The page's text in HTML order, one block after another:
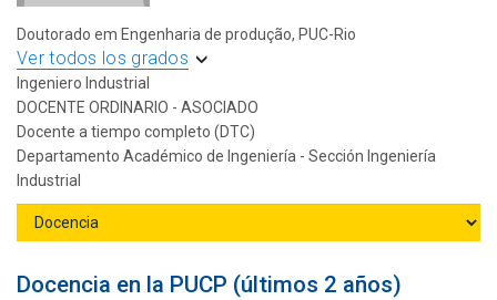
Doutorado em Engenharia de produção, PUC-Rio
Ver todos los grados
Ingeniero Industrial
DOCENTE ORDINARIO - ASOCIADO
Docente a tiempo completo (DTC)
Departamento Académico de Ingeniería - Sección Ingeniería
Industrial
Docencia en la PUCP (últimos 2 años)